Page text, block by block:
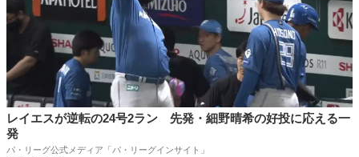
レイエスが逆転の24号2ラン 先発・細野晴希の好投に応える一
発
パ・リーグ公式メディア「パ・リーグインサイト」